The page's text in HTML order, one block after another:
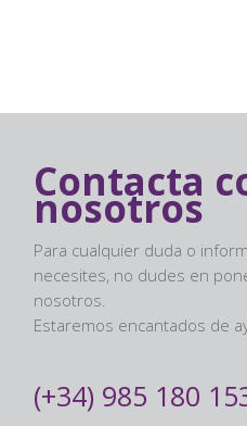
Contacta
nosotros
Para cualquier duda o
necesites, no dudes en
nosotros.
Estaremos encantados de
(+34) 985 180